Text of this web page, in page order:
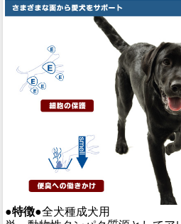
●特徴●全犬種成犬用